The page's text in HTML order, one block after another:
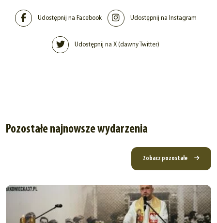
Udostępnij na Facebook Udostępnij na Instagram
Udostępnij na X (dawny Twitter)
Pozostałe najnowsze wydarzenia
Zobacz pozostałe